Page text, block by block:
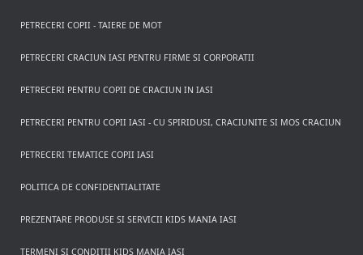
PETRECERI COPII - TAIERE DE MOT
PETRECERI CRACIUN IASI PENTRU FIRME SI CORPORATII
PETRECERI PENTRU COPII DE CRACIUN IN IASI
PETRECERI PENTRU COPII IASI - CU SPIRIDUSI, CRACIUNITE SI MOS CRACIUN
PETRECERI TEMATICE COPII IASI
POLITICA DE CONFIDENTIALITATE
PREZENTARE PRODUSE SI SERVICII KIDS MANIA IASI
TERMENI SI CONDITII KIDS MANIA IASI